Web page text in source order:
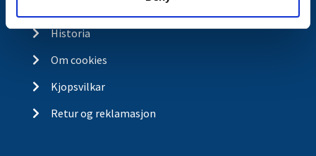
Historia
Om cookies
Kjopsvilkar
Retur og reklamasjon